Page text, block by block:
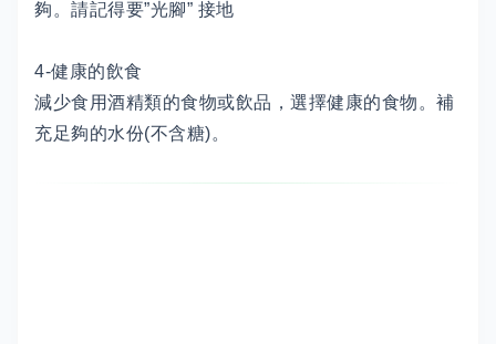
夠。請記得要”光腳” 接地
4-健康的飲食
減少食用酒精類的食物或飲品，選擇健康的食物。補
充足夠的水份(不含糖)。